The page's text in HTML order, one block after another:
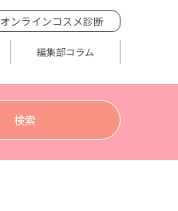
オンラインコスメ診断
編集部コラム